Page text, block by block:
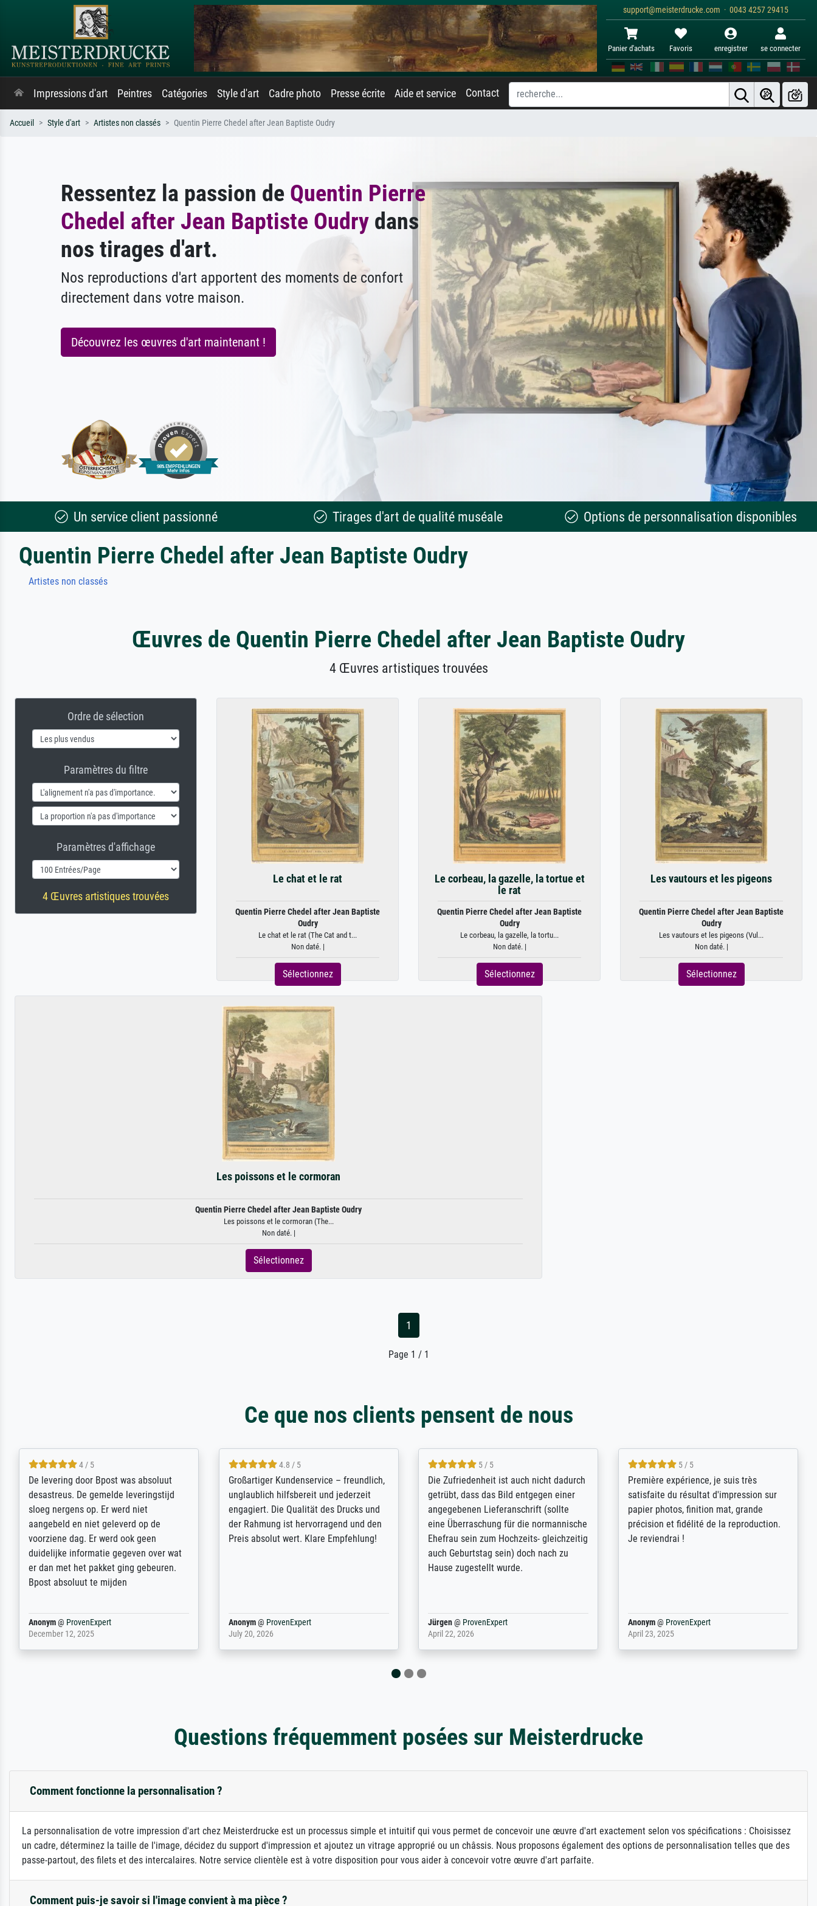
support@meisterdrucke.com · 0043 4257 29415
Panier d'achats Favoris enregistrer se connecter
Impressions d'art Peintres Catégories Style d'art Cadre photo Presse écrite Aide et service Contact
Accueil Style d'art Artistes non classés Quentin Pierre Chedel after Jean Baptiste Oudry
Ressentez la passion de Quentin Pierre
Chedel after Jean Baptiste Oudry dans
nos tirages d'art.
Nos reproductions d'art apportent des moments de confort
directement dans votre maison.
Découvrez les œuvres d'art maintenant !
Un service client passionné Tirages d'art de qualité muséale Options de personnalisation disponibles
Quentin Pierre Chedel after Jean Baptiste Oudry
Artistes non classés
Œuvres de Quentin Pierre Chedel after Jean Baptiste Oudry
4 Œuvres artistiques trouvées
Ordre de sélection
Paramètres du filtre
Paramètres d'affichage
4 Œuvres artistiques trouvées
Le chat et le rat
Quentin Pierre Chedel after Jean Baptiste
Oudry
Le chat et le rat (The Cat and t...
Non daté. |
Sélectionnez
Le corbeau, la gazelle, la tortue et
le rat
Quentin Pierre Chedel after Jean Baptiste
Oudry
Le corbeau, la gazelle, la tortu...
Non daté. |
Sélectionnez
Les vautours et les pigeons
Quentin Pierre Chedel after Jean Baptiste
Oudry
Les vautours et les pigeons (Vul...
Non daté. |
Sélectionnez
Les poissons et le cormoran
Quentin Pierre Chedel after Jean Baptiste Oudry
Les poissons et le cormoran (The...
Non daté. |
Sélectionnez
1
Page 1 / 1
Ce que nos clients pensent de nous
5 / 5
Sehr gute Qualität des Leinwanddrucks
und des Rahmens! Unser Bild wurde
sehr sorgfältig und sicher verpackt, so
dass es unbeschadet bei uns ankam. Es
wird nicht unser letzter Meisterdruck
sein. Vielen Dank!
Reinhold,@ProvenExpert
April 22, 2026
5 / 5
Für ein Erinnerungsbuch mit der
Feldpost meines Großvaters aus dem 1.
Weltkrieg benötigte ich ein
ausdrucksvolles Bild. Das habe ich bei
Ihnen gefunden. Bei der Auswahl der
weiter. Vielen ...
Margot@ProvenExpert
February 20, 2026
4.8 / 5
Hervorragende Qualität. Man kann sich
vieles anpassen lassen, wie z.B.:
Randentfernung, Farbe, Helligkeit,
Kontrast und Weiteres. Sehr freundliche
Kontaktperson per Mail. Das Bild (ein
Kunstdruck) wurde sehr gut verpackt -
sehr starke Papprolle mit Plastikdeckeln
Anonym@ProvenExpert
August 12, 2025
4.8 / 5
Qualité absolument irréprochable.
Extraordinaire diversité des thèmes
abordés et personnalisation des
demandes (recadrage, réajustement des
couleurs). Relation clientèle parfaite.
Anonym@ ProvenExpert
March 31, 2025
Questions fréquemment posées sur Meisterdrucke
Comment fonctionne la personnalisation ?
La personnalisation de votre impression d'art chez Meisterdrucke est un processus simple et intuitif qui vous permet de concevoir une œuvre d'art exactement selon vos spécifications : Choisissez
un cadre, déterminez la taille de l'image, décidez du support d'impression et ajoutez un vitrage approprié ou un châssis. Nous proposons également des options de personnalisation telles que des
passe-partout, des filets et des intercalaires. Notre service clientèle est à votre disposition pour vous aider à concevoir votre œuvre d'art parfaite.
Comment puis-je savoir si l'image convient à ma pièce ?